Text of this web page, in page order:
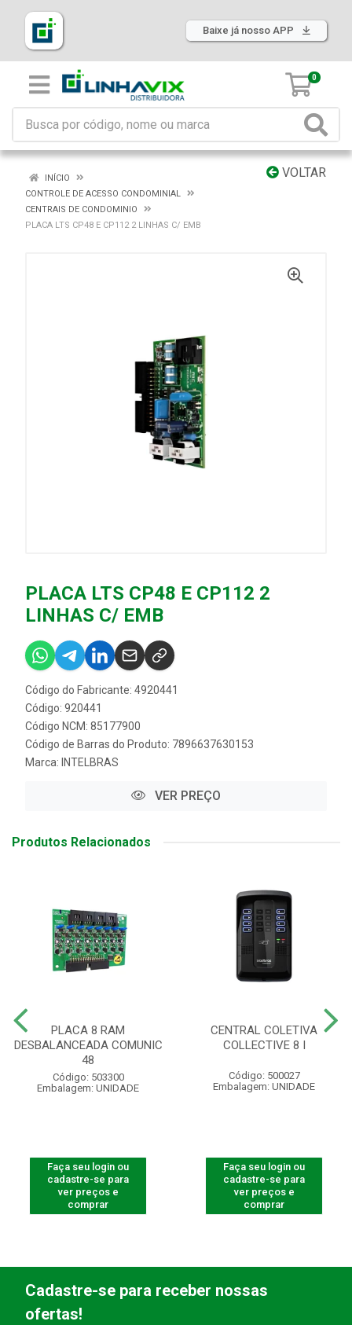
Baixe já nosso APP
0
VOLTAR
INÍCIO
CONTROLE DE ACESSO CONDOMINIAL
CENTRAIS DE CONDOMINIO
PLACA LTS CP48 E CP112 2 LINHAS C/ EMB
PLACA LTS CP48 E CP112 2
LINHAS C/ EMB
Código do Fabricante: 4920441
Código: 920441
Código NCM: 85177900
Código de Barras do Produto: 7896637630153
Marca: INTELBRAS
VER PREÇO
Produtos Relacionados
PLACA 8 RAM
DESBALANCEADA COMUNIC
48
Código: 503300
Embalagem: UNIDADE
Faça seu login ou
cadastre-se para
ver preços e
comprar
CENTRAL COLETIVA
COLLECTIVE 8 I
Código: 500027
Embalagem: UNIDADE
Faça seu login ou
cadastre-se para
ver preços e
comprar
Cadastre-se para receber nossas
ofertas!